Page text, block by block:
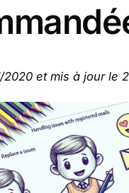
et mis à jour le